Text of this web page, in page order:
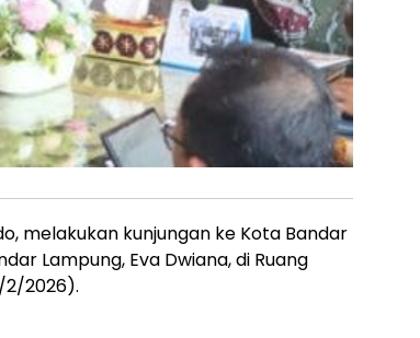
melakukan kunjungan ke Kota Bandar
Lampung, Eva Dwiana, di Ruang
2/2026).